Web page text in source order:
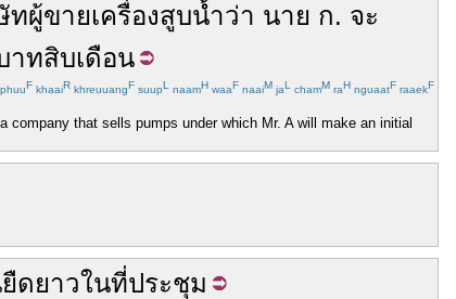
ทผู้ขายเครื่องสูบน้ำว่า นาย ก. จะ
าทสิบเดือน
phuuF khaaiR khreuuangF suupL naamH waaF naaiM jaL chamM raH nguaatF raaekF
that sells pumps under which Mr. A will make an initial
ยืดยาวในที่ประชุม